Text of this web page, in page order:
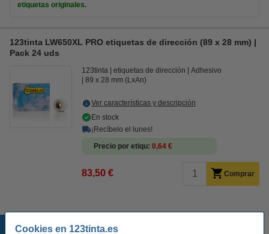
Cookies en 123tinta.es
etiquetas originales.
123tinta LW650XL PRO etiquetas de dirección (89 x 28 mm) |
Pack 24 uds
123tinta etiquetas de dirección
Adhesivo
89 x 28 mm (LxAn)
Ver características y descripción
En stock
¡Recíbelo el lunes!
Precio por etiqu 0,64 €
83,50 € Comprar
Productos destacados